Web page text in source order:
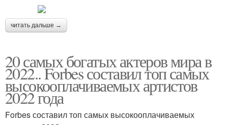
читать дальше →
20 самых богатых актеров мира в
2022.. Forbes составил топ самых
высокооплачиваемых артистов
2022 года
Forbes составил топ самых высокооплачиваемых